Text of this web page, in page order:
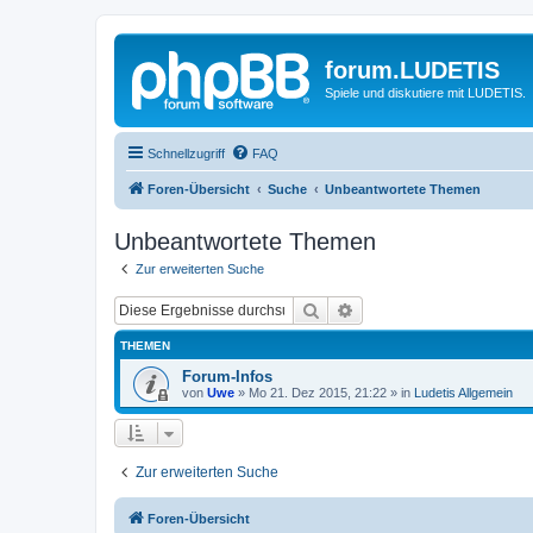
forum.LUDETIS
Spiele und diskutiere mit LUDETIS.
Schnellzugriff FAQ
Foren-Übersicht Suche Unbeantwortete Themen
Unbeantwortete Themen
Zur erweiterten Suche
Suche
THEMEN
Forum-Infos
von Uwe » Mo 21. Dez 2015, 21:22 » in Ludetis Allgemein
Zur erweiterten Suche
Foren-Übersicht